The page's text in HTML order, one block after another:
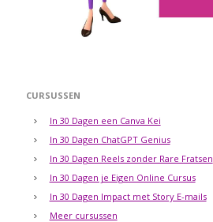
CURSUSSEN
In 30 Dagen een Canva Kei
In 30 Dagen ChatGPT Genius
In 30 Dagen Reels zonder Rare Fratsen
In 30 Dagen je Eigen Online Cursus
In 30 Dagen Impact met Story E-mails
Meer cursussen